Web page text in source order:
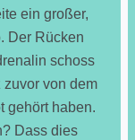
ein großer,
Der Rücken
schoss
zuvor von dem
gehört haben.
Dass dies